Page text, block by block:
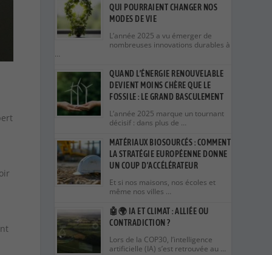
QUI POURRAIENT CHANGER NOS
MODES DE VIE
L’année 2025 a vu émerger de
nombreuses innovations durables à
…
QUAND L’ÉNERGIE RENOUVELABLE
DEVIENT MOINS CHÈRE QUE LE
FOSSILE : LE GRAND BASCULEMENT
L’année 2025 marque un tournant
décisif : dans plus de …
MATÉRIAUX BIOSOURCÉS : COMMENT
LA STRATÉGIE EUROPÉENNE DONNE
UN COUP D’ACCÉLÉRATEUR
Et si nos maisons, nos écoles et
même nos villes …
🤖🌍 IA ET CLIMAT : ALLIÉE OU
CONTRADICTION ?
Lors de la COP30, l’intelligence
artificielle (IA) s’est retrouvée au …